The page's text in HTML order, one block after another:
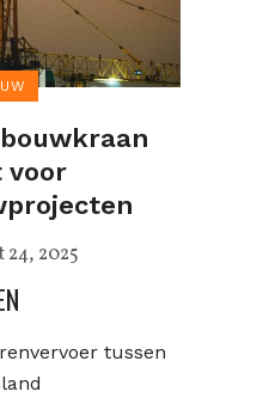
voor
24, 2025
tussen